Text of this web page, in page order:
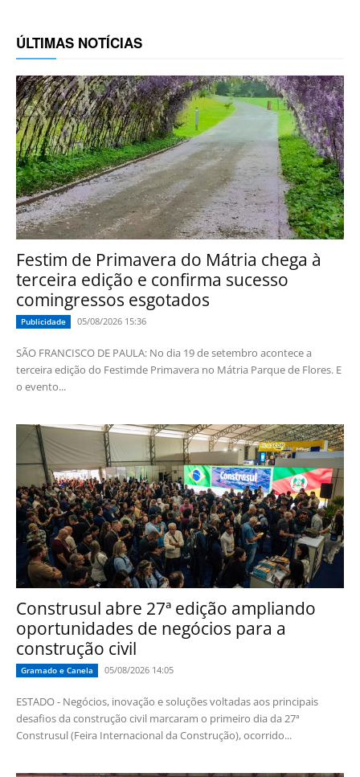
ÚLTIMAS NOTÍCIAS
Festim de Primavera do Mátria chega à
terceira edição e confirma sucesso
comingressos esgotados
Publicidade 05/08/2026 15:36
SÃO FRANCISCO DE PAULA: No dia 19 de setembro acontece a
terceira edição do Festimde Primavera no Mátria Parque de Flores. E
o evento...
Construsul abre 27ª edição ampliando
oportunidades de negócios para a
construção civil
Gramado e Canela 05/08/2026 14:05
ESTADO - Negócios, inovação e soluções voltadas aos principais
desafios da construção civil marcaram o primeiro dia da 27ª
Construsul (Feira Internacional da Construção), ocorrido...